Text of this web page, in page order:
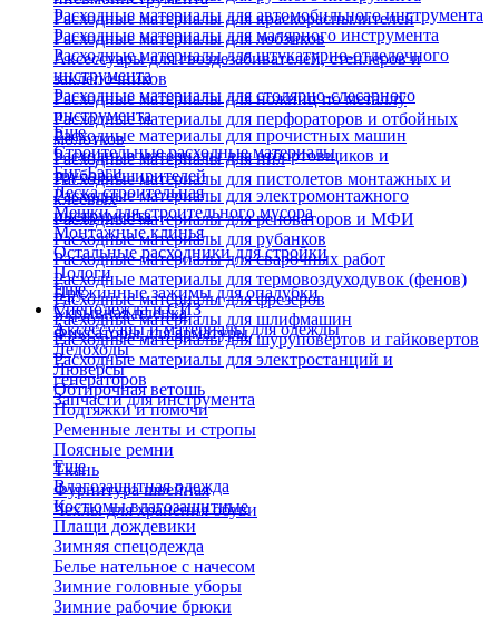
Расходные материалы для краскораспылителей
Расходные материалы для лобзиков
Аксессуары для гвоздезабивателей, степлеров и
заклепочников
Расходные материалы для ножниц по металлу
Расходные материалы для перфораторов и отбойных
молотков
Расходные материалы для пил
Расходные материалы для пистолетов монтажных и
клеевых
Расходные материалы для реноваторов и МФИ
Расходные материалы для рубанков
Расходные материалы для сварочных работ
Расходные материалы для термовоздуходувок (фенов)
Расходные материалы для фрезеров
Расходные материалы для шлифмашин
Расходные материалы для шуруповертов и гайковертов
Расходные материалы для электростанций и
генераторов
Запчасти для инструмента
Расходные материалы для автомобильного инструмента
Расходные материалы для малярного инструмента
Расходные материалы для штукатурно-отделочного
инструмента
Расходные материалы для столярно-слесарного
инструмента
Расходные материалы для прочистных машин
Расходные материалы для отбортовщиков и
труборасширителей
Расходные материалы для электромонтажного
инструмента
Еще
Строительные расходные материалы
Биг-Бэги
Леска строительная
Мешки для строительного мусора
Монтажные клинья
Остальные расходники для стройки
Пологи
Пружинные зажимы для опалубки
Укрывная пленка
Фиксаторы для арматуры
Еще
Спецодежда и СИЗ
Аксессуары и материалы для одежды
Ледоходы
Люверсы
Обтирочная ветошь
Подтяжки и помочи
Ременные ленты и стропы
Поясные ремни
Ткань
Фурнитура швейная
Чехлы для хранения обуви
Еще
Влагозащитная одежда
Костюмы влагозащитные
Плащи дождевики
Зимняя спецодежда
Белье нательное с начесом
Зимние головные уборы
Зимние рабочие брюки